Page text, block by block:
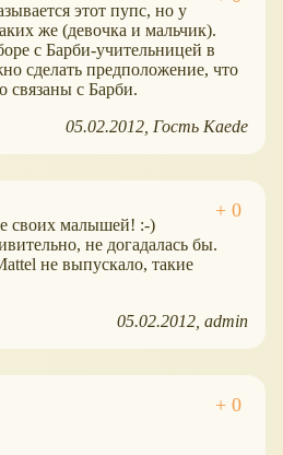
этот пупс, но у
же (девочка и мальчик).
с Барби-учительницей в
сделать предположение, что
связаны с Барби.
05.02.2012 Гость Kaede
своих малышей! :-)
не догадалась бы.
не выпускало, такие
05.02.2012 admin